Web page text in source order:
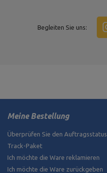
Begleiten Sie uns:
Meine Bestellung
Überprüfen Sie den Auftragsstatus
Track-Paket
Ich möchte die Ware reklamieren
Ich möchte die Ware zurückgeben